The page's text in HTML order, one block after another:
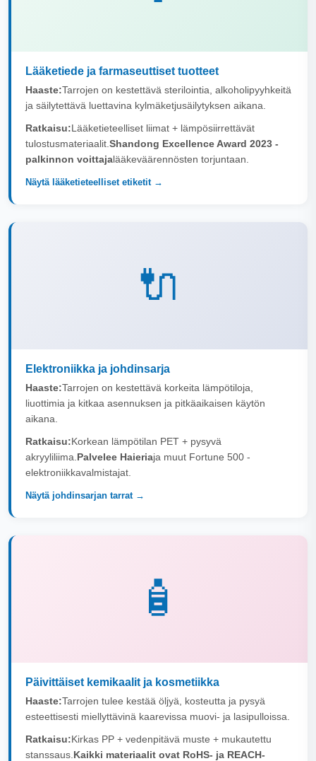
Lääketiede ja farmaseuttiset tuotteet
Haaste:Tarrojen on kestettävä sterilointia, alkoholipyyhkeitä
ja säilytettävä luettavina kylmäketjusäilytyksen aikana.
Ratkaisu:Lääketieteelliset liimat + lämpösiirrettävät
tulostusmateriaalit. Shandong Excellence Award 2023 -
palkinnon voittajalääkeväärennösten torjuntaan.
Näytä lääketieteelliset etiketit →
🔌
Elektroniikka ja johdinsarja
Haaste:Tarrojen on kestettävä korkeita lämpötiloja,
liuottimia ja kitkaa asennuksen ja pitkäaikaisen käytön
aikana.
Ratkaisu:Korkean lämpötilan PET + pysyvä
akryyliliima. Palvelee Haieriaja muut Fortune 500 -
elektroniikkavalmistajat.
Näytä johdinsarjan tarrat →
🧴
Päivittäiset kemikaalit ja kosmetiikka
Haaste:Tarrojen tulee kestää öljyä, kosteutta ja pysyä
esteettisesti miellyttävinä kaarevissa muovi- ja lasipulloissa.
Ratkaisu:Kirkas PP + vedenpitävä muste + mukautettu
stanssaus. Kaikki materiaalit ovat RoHS- ja REACH-